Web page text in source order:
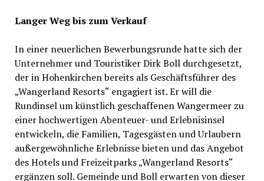
Langer Weg bis zum Verkauf
In einer neuerlichen Bewerbungsrunde hatte sich der
Unternehmer und Touristiker Dirk Boll durchgesetzt,
der in Hohenkirchen bereits als Geschäftsführer des
„Wangerland Resorts“ engagiert ist. Er will die
Rundinsel um künstlich geschaffenen Wangermeer zu
einer hochwertigen Abenteuer- und Erlebnisinsel
entwickeln, die Familien, Tagesgästen und Urlaubern
außergewöhnliche Erlebnisse bieten und das Angebot
des Hotels und Freizeitparks „Wangerland Resorts“
ergänzen soll. Gemeinde und Boll erwarten von dieser